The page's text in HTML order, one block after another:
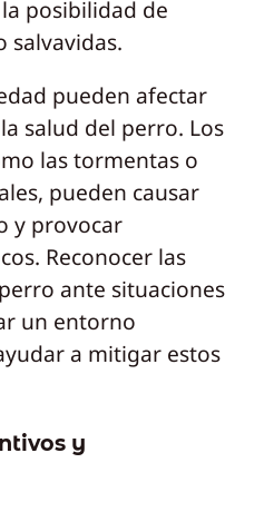
posibilidad de
salvavidas.
pueden afectar
salud del perro. Los
las tormentas o
pueden causar
y provocar
Reconocer las
ante situaciones
un entorno
a mitigar estos
y